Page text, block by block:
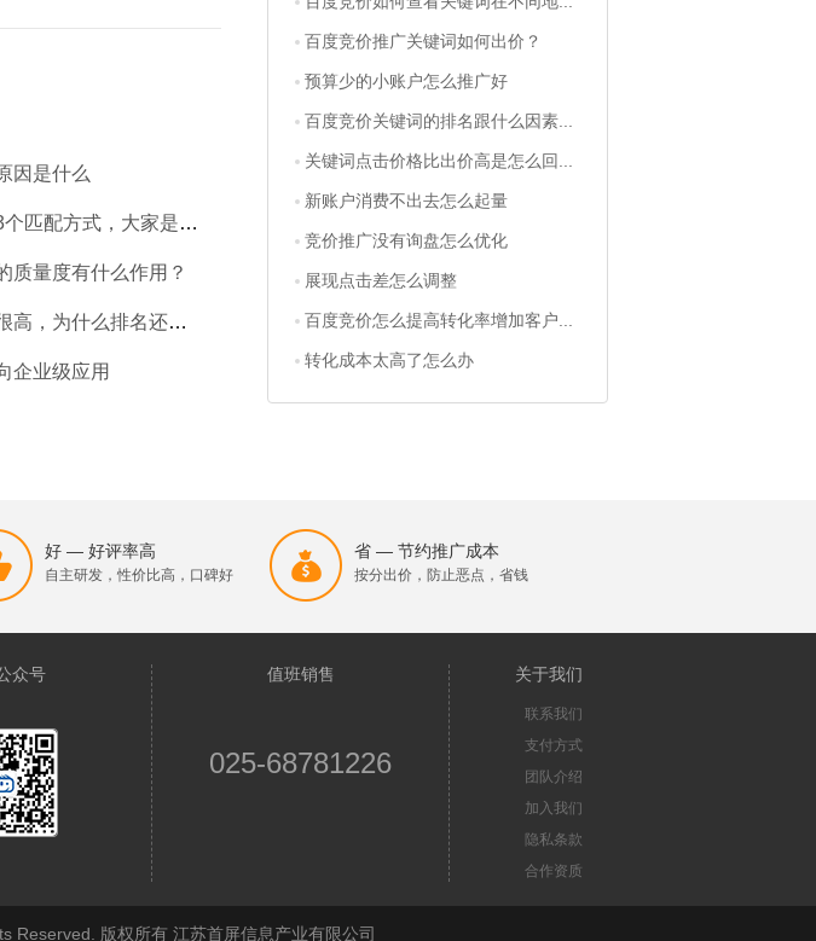
百度竞价推广关键词如何出价？
预算少的小账户怎么推广好
百度竞价关键词的排名跟什么因素...
关键词点击价格比出价高是怎么回...
新账户消费不出去怎么起量
竞价推广没有询盘怎么优化
展现点击差怎么调整
百度竞价怎么提高转化率增加客户...
转化成本太高了怎么办
因是什么
方式，大家是如何理解的
质量度有什么作用？
为什么排名还是靠后
企业级应用
好 — 好评率高
自主研发，性价比高，口碑好
省 — 节约推广成本
按分出价，防止恶点，省钱
众号 值班销售
025-68781226
关于我们
联系我们
支付方式
团队介绍
加入我们
隐私条款
合作资质
版权所有 江苏首屏信息产业有限公司